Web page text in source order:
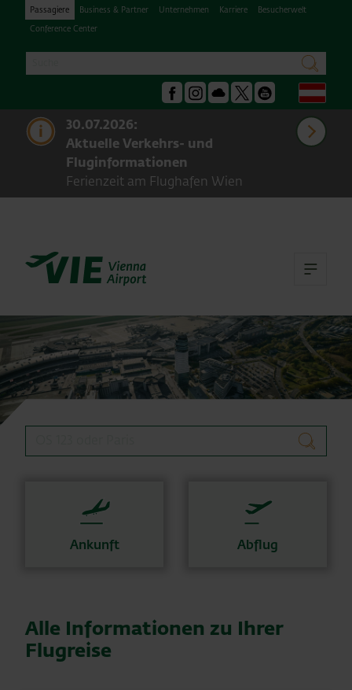
Passagiere Business & Partner Unternehmen Karriere
Besucherwelt
Conference Center
suchen
Facebook
Instagram
Podcast Youtube
30.07.2026:
Aktuelle Verkehrs- und
Fluginformationen
Ferienzeit am Flughafen Wien
suchen
Ankunft Abflug
Alle Informationen zu Ihrer
Flugreise